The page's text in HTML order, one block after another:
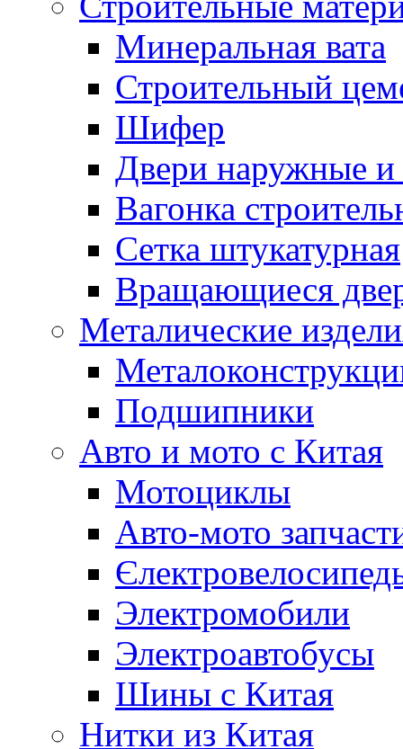
Минеральная вата
Строительный
Шифер
Двери наружные и
Вагонка
Сетка штукатурная
Вращающиеся
Металические
Подшипники
Авто и мото с Китая
Мотоциклы
Авто-мото
Электромобили
Электроавтобусы
Шины с Китая
Нитки из Китая